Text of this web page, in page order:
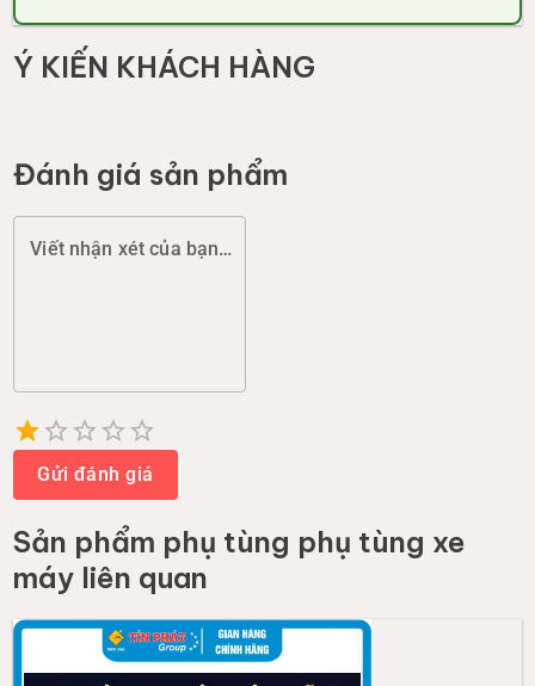
Ý KIẾN KHÁCH HÀNG
Đánh giá sản phẩm
Viết nhận xét của bạn (chất lượng, đóng gói, giao hàng...)
1 Star
2 Stars
3 Stars
4 Stars
5 Stars
Gửi đánh giá
Sản phẩm phụ tùng phụ tùng xe
máy liên quan